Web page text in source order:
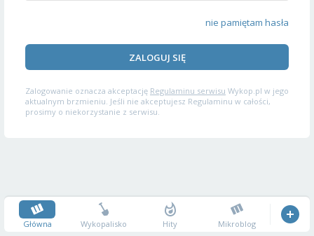
nie pamiętam hasła
ZALOGUJ SIĘ
Zalogowanie oznacza akceptację Regulaminu serwisu Wykop.pl w jego
aktualnym brzmieniu. Jeśli nie akceptujesz Regulaminu w całości,
prosimy o niekorzystanie z serwisu.
Główna Wykopalisko Hity Mikroblog